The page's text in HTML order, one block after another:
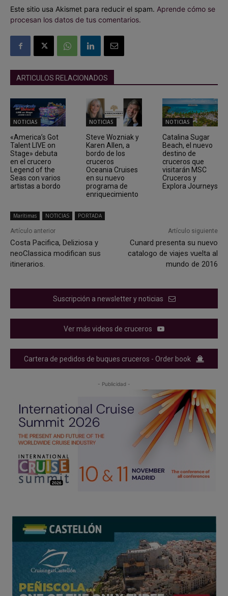
Este sitio usa Akismet para reducir el spam. Aprende cómo se
procesan los datos de tus comentarios.
ARTICULOS RELACIONADOS
NOTICIAS
«America’s Got
Talent LIVE on
Stage» debuta
en el crucero
Legend of the
Seas con varios
artistas a bordo
NOTICIAS
Steve Wozniak y
Karen Allen, a
bordo de los
cruceros
Oceania Cruises
en su nuevo
programa de
enriquecimiento
NOTICIAS
Catalina Sugar
Beach, el nuevo
destino de
cruceros que
visitarán MSC
Cruceros y
Explora Journeys
Marítimas NOTICIAS PORTADA
Artículo anterior
Costa Pacifica, Deliziosa y
neoClassica modifican sus
itinerarios.
Artículo siguiente
Cunard presenta su nuevo
catalogo de viajes vuelta al
mundo de 2016
Suscripción a newsletter y noticias
Ver más videos de cruceros
Cartera de pedidos de buques cruceros - Order book
- Publicidad -